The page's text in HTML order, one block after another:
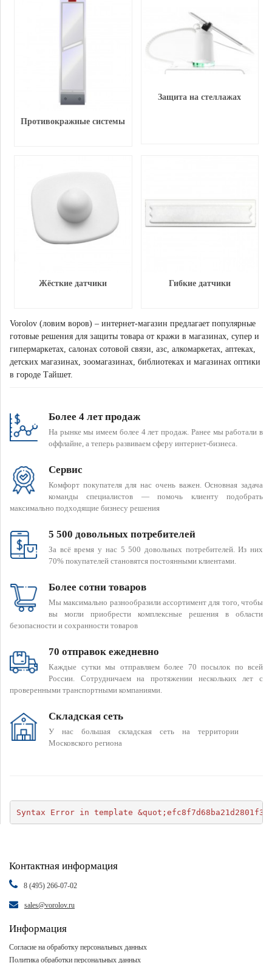
Противокражные системы
Защита на стеллажах
Жёсткие датчики Гибкие датчики
Vorolov (ловим воров) – интернет-магазин предлагает популярные
готовые решения для защиты товара от кражи в магазинах, супер и
гипермаркетах, салонах сотовой связи, азс, алкомаркетах, аптеках,
детских магазинах, зоомагазинах, библиотеках и магазинах оптики
в городе Тайшет.
Более 4 лет продаж
На рынке мы имеем более 4 лет продаж. Ранее мы работали в
оффлайне, а теперь развиваем сферу интернет-бизнеса.
Сервис
Комфорт покупателя для нас очень важен. Основная задача
команды специалистов — помочь клиенту подобрать
максимально подходящие бизнесу решения
5 500 довольных потребителей
За всё время у нас 5 500 довольных потребителей. Из них
70% покупателей становятся постоянными клиентами.
Более сотни товаров
Мы максимально разнообразили ассортимент для того, чтобы
вы могли приобрести комплексные решения в области
безопасности и сохранности товаров
70 отправок ежедневно
Каждые сутки мы отправляем более 70 посылок по всей
России. Сотрудничаем на протяжении нескольких лет с
проверенными транспортными компаниями.
Складская сеть
У нас большая складская сеть на территории
Московского региона
Syntax Error in template
Контактная информация
8 (495) 266-07-02
sales@vorolov.ru
Информация
Согласие на обработку персональных данных
Политика обработки персональных данных